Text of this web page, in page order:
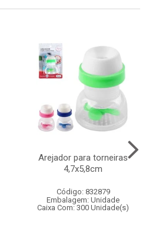
Arejador para torneiras
4,7x5,8cm
Código: 832879
Embalagem: Unidade
Caixa Com: 300 Unidade(s)